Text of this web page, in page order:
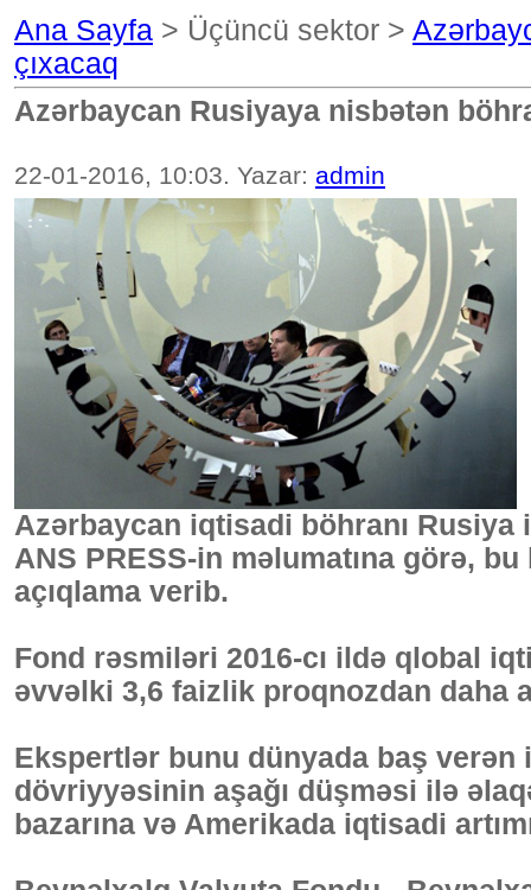
Ana Sayfa > Üçüncü sektor >
çıxacaq
Azərbaycan Rusiyaya nisbətən
22-01-2016, 10:03. Yazar: admin
Azərbaycan iqtisadi böhranı
ANS PRESS-in məlumatına görə,
açıqlama verib.
Fond rəsmiləri 2016-cı ildə qlobal
əvvəlki 3,6 faizlik proqnozdan daha
Ekspertlər bunu dünyada baş
dövriyyəsinin aşağı düşməsi ilə
bazarına və Amerikada iqtisadi